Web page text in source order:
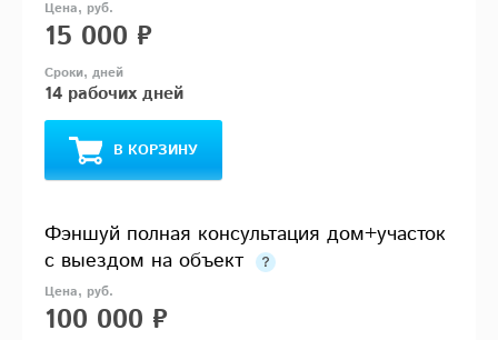
15 000 ₽
14 рабочих дней
В КОРЗИНУ
Фэншуй полная консультация дом+участок
с выездом на объект
100 000 ₽